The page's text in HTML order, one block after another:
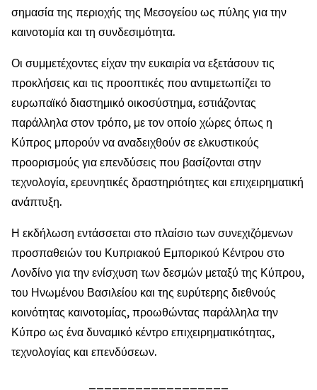
σημασία της περιοχής της Μεσογείου ως πύλης για την
καινοτομία και τη συνδεσιμότητα.
Οι συμμετέχοντες είχαν την ευκαιρία να εξετάσουν τις
προκλήσεις και τις προοπτικές που αντιμετωπίζει το
ευρωπαϊκό διαστημικό οικοσύστημα, εστιάζοντας
παράλληλα στον τρόπο, με τον οποίο χώρες όπως η
Κύπρος μπορούν να αναδειχθούν σε ελκυστικούς
προορισμούς για επενδύσεις που βασίζονται στην
τεχνολογία, ερευνητικές δραστηριότητες και επιχειρηματική
ανάπτυξη.
Η εκδήλωση εντάσσεται στο πλαίσιο των συνεχιζόμενων
προσπαθειών του Κυπριακού Εμπορικού Κέντρου στο
Λονδίνο για την ενίσχυση των δεσμών μεταξύ της Κύπρου,
του Ηνωμένου Βασιλείου και της ευρύτερης διεθνούς
κοινότητας καινοτομίας, προωθώντας παράλληλα την
Κύπρο ως ένα δυναμικό κέντρο επιχειρηματικότητας,
τεχνολογίας και επενδύσεων.